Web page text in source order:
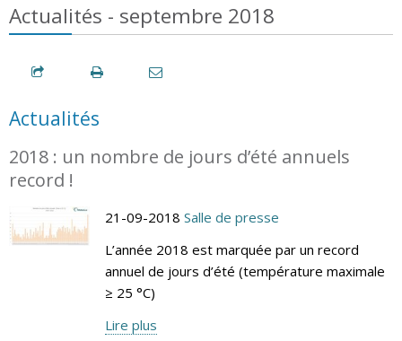
Actualités - septembre 2018
Actualités
2018 : un nombre de jours d’été annuels
record !
21-09-2018 Salle de presse
L’année 2018 est marquée par un record
annuel de jours d’été (température maximale
≥ 25 °C)
Lire plus